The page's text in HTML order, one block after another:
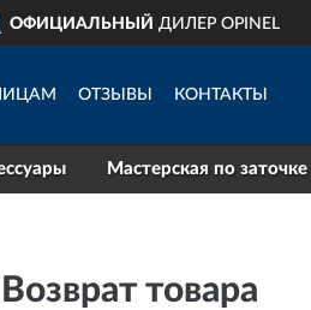
ОФИЦИАЛЬНЫЙ ДИЛЕР OPINEL
ОТЗЫВЫ КОНТАКТЫ
Мастерская по заточке
Возврат товара